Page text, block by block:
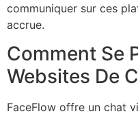
communiquer sur ces
accrue.
Comment Se
Websites De
FaceFlow offre un chat